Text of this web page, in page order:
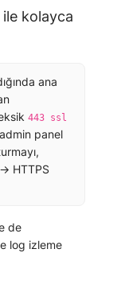
ile kolayca
ana
443 ssl
panel
HTTPS
de
log izleme